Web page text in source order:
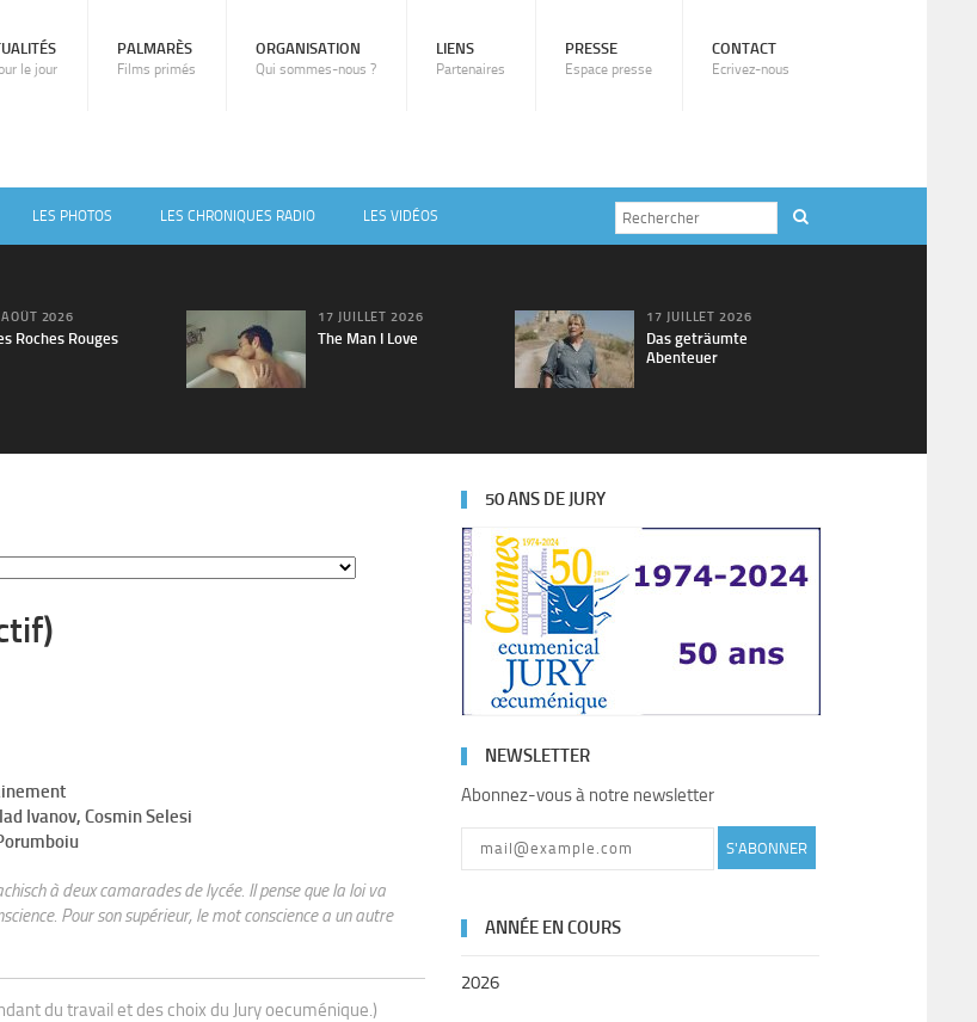
le jour
PALMARÈS
Films primés
ORGANISATION
Qui sommes-nous ?
LIENS
Partenaires
PRESSE
Espace presse
CONTACT
Ecrivez-nous
LES PHOTOS LES CHRONIQUES RADIO LES VIDÉOS
2026
Roches Rouges
17 JUILLET 2026
The Man I Love
17 JUILLET 2026
Das geträumte
Abenteuer
Ivanov, Cosmin Selesi
à deux camarades de lycée. Il pense que la loi va
Pour son supérieur, le mot conscience a un autre
du travail et des choix du Jury oecuménique.)
50 ANS DE JURY
NEWSLETTER
Abonnez-vous à notre newsletter
S'ABONNER
ANNÉE EN COURS
2026